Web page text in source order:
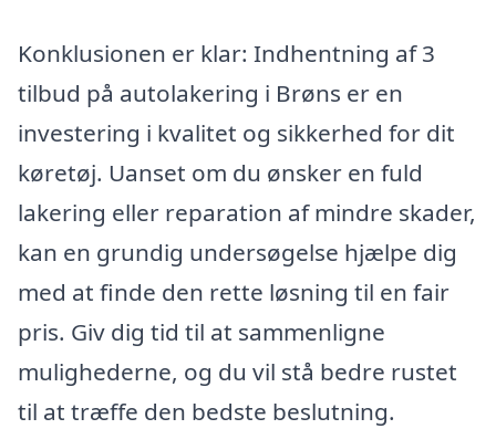
Konklusionen er klar: Indhentning af 3
tilbud på autolakering i Brøns er en
investering i kvalitet og sikkerhed for dit
køretøj. Uanset om du ønsker en fuld
lakering eller reparation af mindre skader,
kan en grundig undersøgelse hjælpe dig
med at finde den rette løsning til en fair
pris. Giv dig tid til at sammenligne
mulighederne, og du vil stå bedre rustet
til at træffe den bedste beslutning.